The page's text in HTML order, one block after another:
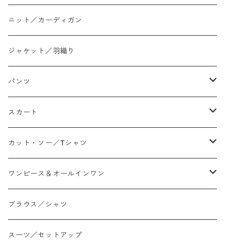
ニット／カーディガン
ジャケット／羽織り
パンツ
テーパード
ワイド
スリム/スキニー
ジョガー
イージーパンツ/履き込み
スカート
ストレート/タイト
フレア
アシンメトリー/切り替え
プリント柄
カット・ソー／Tシャツ
Tシャツ
ロンtee
ノースリーブ
ワンピース＆オールインワン
ワンピース
ジャンスカ
ブラウス／シャツ
スーツ／セットアップ